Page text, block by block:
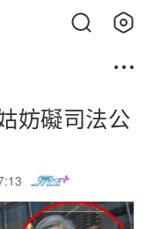
妨礙司法公